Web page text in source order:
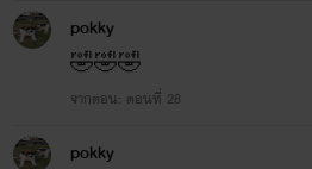
pokky
🤣🤣🤣
จากตอน: ตอนที่ 28
pokky